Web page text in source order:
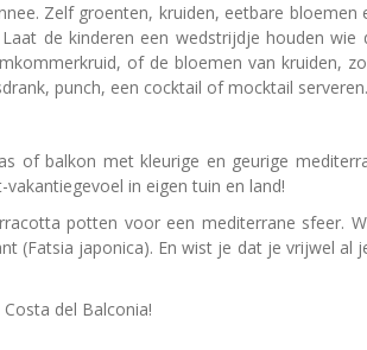
Zelf groenten, kruiden, eetbare
de kinderen een wedstrijdje houden wie
of de bloemen van kruiden,
punch, een cocktail of mocktail serveren.
of balkon met kleurige en geurige
in eigen tuin en land!
potten voor een mediterrane sfeer.
(Fatsia japonica). En wist je dat je vrijwel
del Balconia!